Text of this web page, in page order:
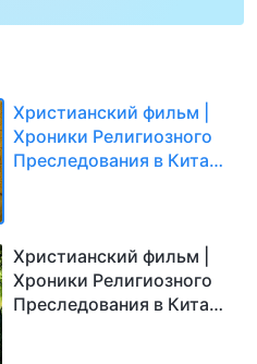
Христианский фильм |
Хроники Религиозного
Преследования в Китае
Христианский фильм |
Хроники Религиозного
Преследования в Китае